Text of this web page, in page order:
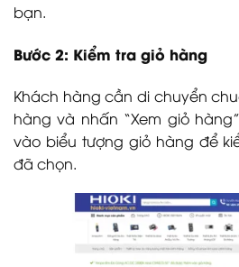
bạn.
Bước 2: Kiểm tra giỏ hàng
Khách hàng cần di chuyển
hàng và nhấn “Xem giỏ
vào biểu tượng giỏ hàng để
đã chọn.